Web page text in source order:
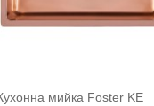
мийка Foster KE